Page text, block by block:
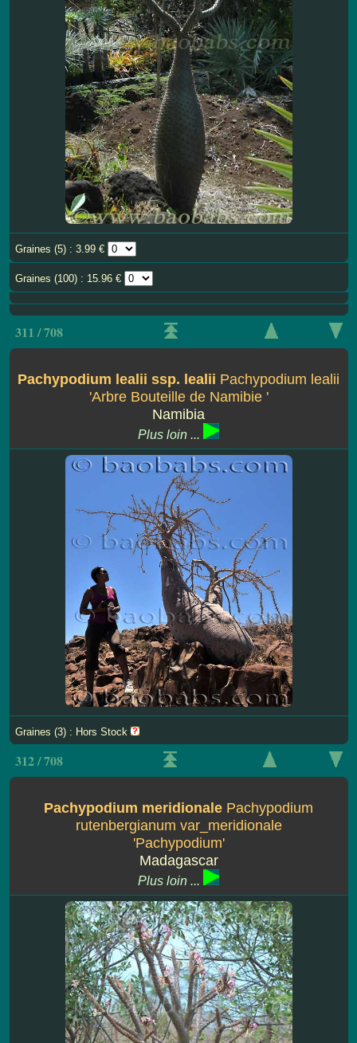
Graines (5) : 3.99 €
Graines (100) : 15.96 €
311 / 708
Pachypodium lealii ssp. lealii Pachypodium lealii
'Arbre Bouteille de Namibie '
Namibia
Plus loin ...
Graines (3) : Hors Stock
312 / 708
Pachypodium meridionale Pachypodium
rutenbergianum var_meridionale
'Pachypodium'
Madagascar
Plus loin ...